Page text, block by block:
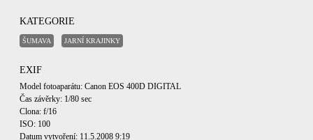
KATEGORIE
ŠUMAVA JARNÍ KRAJINKY
EXIF
Model fotoaparátu: Canon EOS 400D DIGITAL
Čas závěrky: 1/80 sec
Clona: f/16
ISO: 100
Datum vytvoření: 11.5.2008 9:19